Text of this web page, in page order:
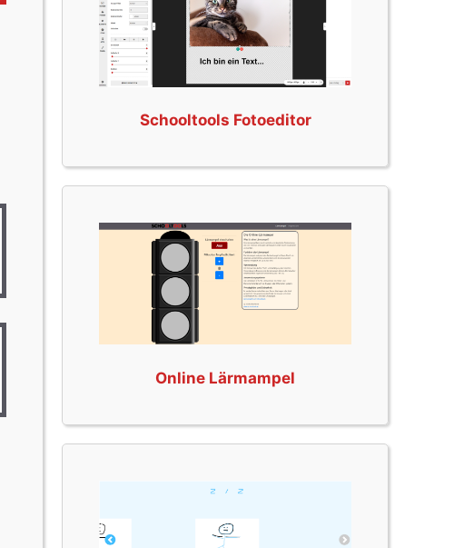
Schooltools Fotoeditor
Online Lärmampel